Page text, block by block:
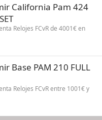
California Pam 424
Relojes FCvR de 4001€ en
Base PAM 210 FULL
Relojes FCvR entre 1001€ y